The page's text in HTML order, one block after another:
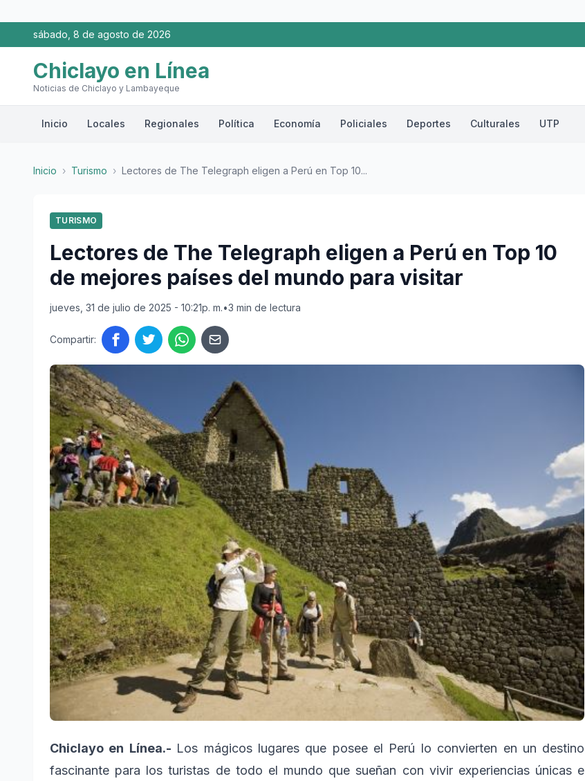
sábado, 8 de agosto de 2026
Chiclayo en Línea
Noticias de Chiclayo y Lambayeque
Inicio Locales Regionales Política Economía Policiales Deportes Culturales UTP
Inicio › Turismo › Lectores de The Telegraph eligen a Perú en Top 10...
TURISMO
Lectores de The Telegraph eligen a Perú en Top 10
de mejores países del mundo para visitar
jueves, 31 de julio de 2025 - 10:21p. m.•3 min de lectura
Compartir:
Chiclayo en Línea.- Los mágicos lugares que posee el Perú lo convierten en un destino
fascinante para los turistas de todo el mundo que sueñan con vivir experiencias únicas e